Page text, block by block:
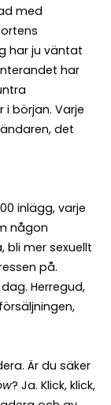
med
har ju väntat
har
början. Varje
det
inlägg, varje
någon
bli mer sexuellt
på.
Herregud,
Är du säker
? Ja. Klick, klick,